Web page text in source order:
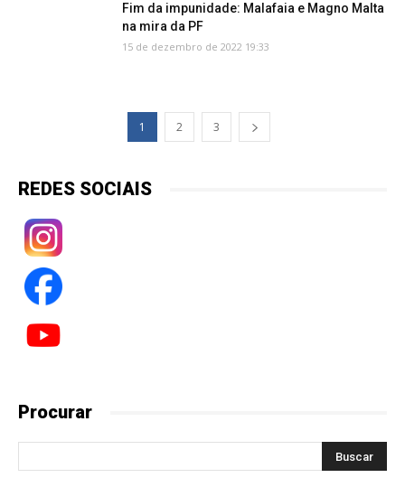
Fim da impunidade: Malafaia e Magno Malta
na mira da PF
15 de dezembro de 2022 19:33
1 2 3
REDES SOCIAIS
Procurar